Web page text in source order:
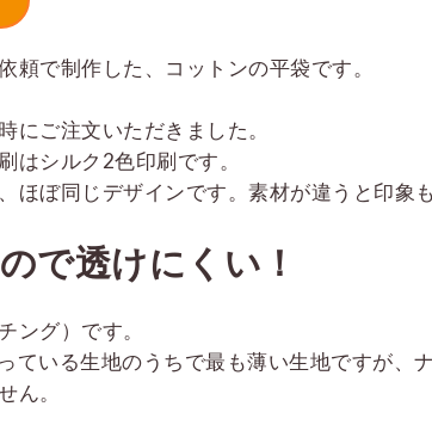
頼で制作した、コットンの平袋です。
にご注文いただきました。
はシルク2色印刷です。
ほぼ同じデザインです。素材が違うと印象
で透けにくい！
ング）です。
ている生地のうちで最も薄い生地ですが、
ん。